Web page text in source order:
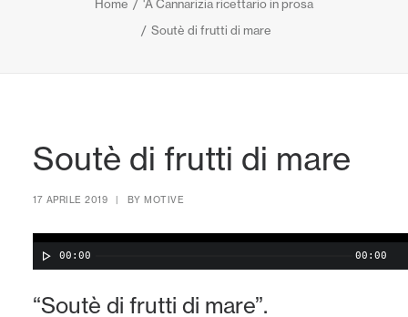
Contact
Home
'A Cannarizia ricettario in prosa
Soutè di frutti di mare
Soutè di frutti di mare
17 APRILE 2019 | BY MOTIVE
00:00 00:00
“Soutè di frutti di mare”.